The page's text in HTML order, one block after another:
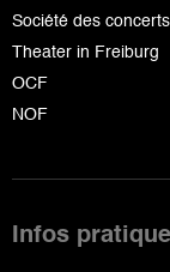
Société des concerts
Theater in Freiburg
OCF
NOF
Infos